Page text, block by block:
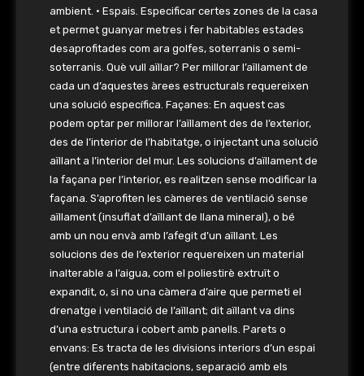
ambient. • Espais. Especificar certes zones de la casa
et permet guanyar metres i fer habitables estades
desaprofitades com ara golfes, soterranis o semi-
soterranis. Què vull aïllar? Per millorar l’aïllament de
cada un d’aquestes àrees estructurals requereixen
una solució específica. Façanes: En aquest cas
podem optar per millorar l’aïllament des de l’exterior,
des de l’interior de l’habitatge, o injectant una solució
aïllant a l’interior del mur. Les solucions d’aïllament de
la façana per l’interior, es realitzen sense modificar la
façana. S’aprofiten les càmeres de ventilació sense
aïllament (insuflat d’aïllant de llana mineral), o bé
amb un nou envà amb l’afegit d’un aïllant. Les
solucions des de l’exterior requereixen un material
inalterable a l’aigua, com el poliestirè extruït o
expandit, o, si no una càmera d’aire que permeti el
drenatge i ventilació de l’aïllant; dit aïllant va dins
d’una estructura i cobert amb panells. Parets o
envans: Es tracta de les divisions interiors d’un espai
(entre diferents habitacions, separació amb els